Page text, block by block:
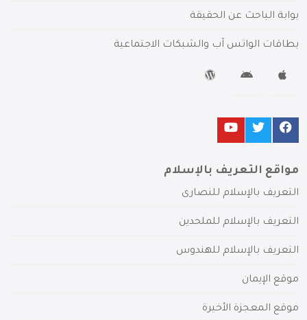
بوابة الباحث عن الحقيقة
بطاقات الواتس آب والشبكات الاجتماعية
مواقع التعريف بالإسلام
التعريف بالإسلام للنصارى
التعريف بالإسلام للملحدين
التعريف بالإسلام للهندوس
موقع الإيمان
موقع المعجزة الأخيرة